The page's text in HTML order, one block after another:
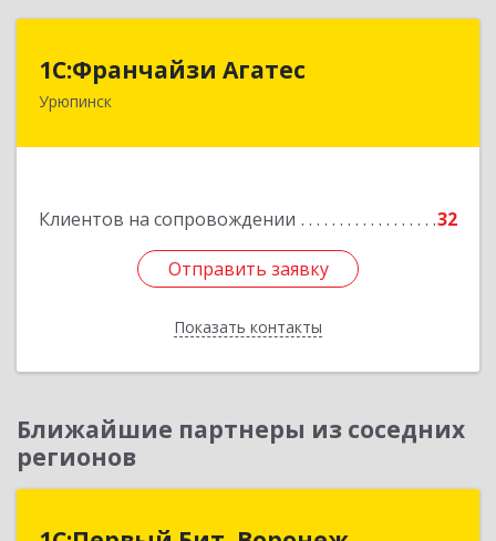
1С:Франчайзи Агатес
Урюпинск
Клиентов на сопровождении 32
Отправить заявку
Показать контакты
403113, Волгоградская обл, Урюпинск г, Ленина
Отправить заявку
Назад
Ближайшие партнеры из соседних
регионов
1С:Первый Бит, Воронеж